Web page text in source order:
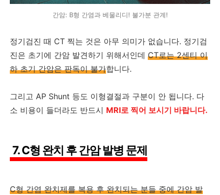
간암: B형 간염과 베물리디! 불가분 관계!
정기검진 때 CT 찍는 것은 아무 의미가 없습니다. 정기검
진은 초기에 간암 발견하기 위해서인데 CT로는 2센티 이
하 초기 간암은 판독이 불가합니다.
그리고 AP Shunt 등도 이형결절과 구분이 안 됩니다. 다
소 비용이 들더라도 반드시 MRI로 찍어 보시기 바랍니다.
7. C형 완치 후 간암 발병 문제
C형 간염 완치제를 복용 후 완치되는 분들 중에 간암 발